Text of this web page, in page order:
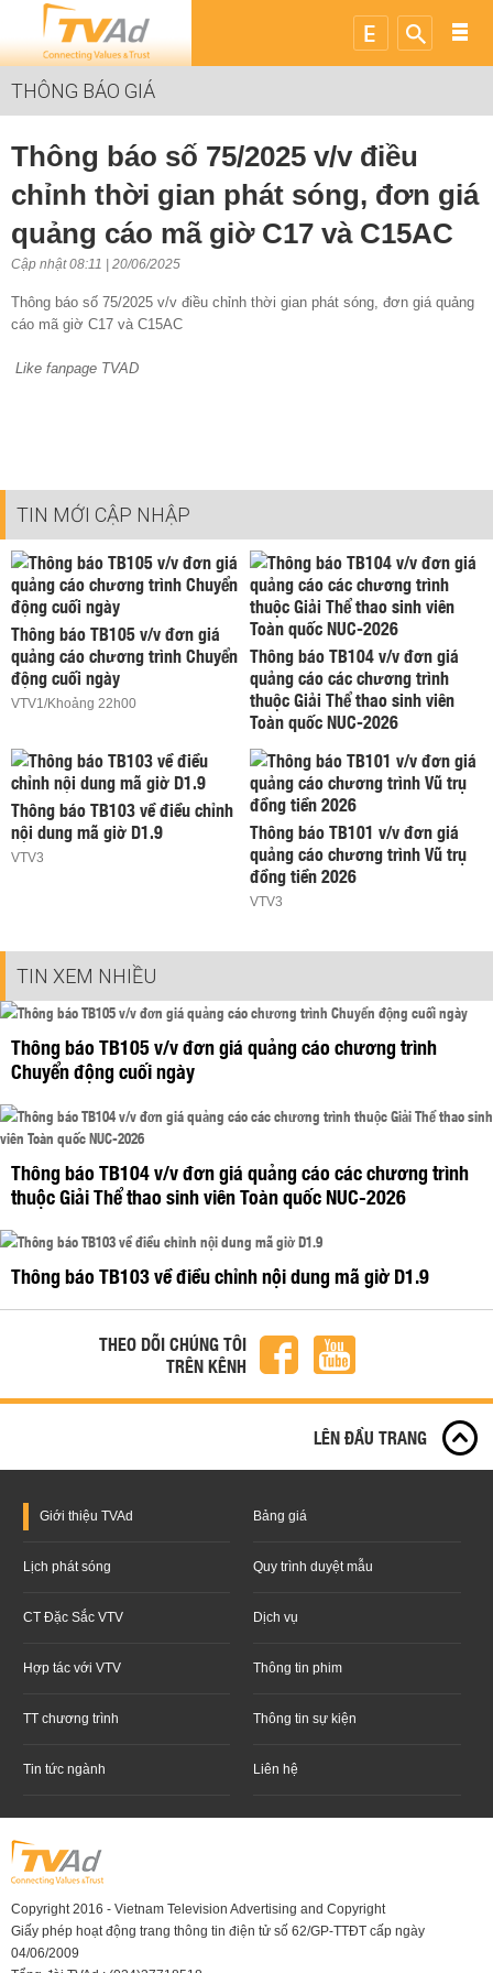
THÔNG BÁO GIÁ
Thông báo số 75/2025 v/v điều
chỉnh thời gian phát sóng, đơn giá
quảng cáo mã giờ C17 và C15AC
Cập nhật 08:11 | 20/06/2025
Thông báo số 75/2025 v/v điều chỉnh thời gian phát sóng, đơn giá quảng
cáo mã giờ C17 và C15AC
Like fanpage TVAD
TIN MỚI CẬP NHẬP
Thông báo TB105 v/v đơn giá
quảng cáo chương trình Chuyển
động cuối ngày
VTV1/Khoảng 22h00
Thông báo TB104 v/v đơn giá
quảng cáo các chương trình
thuộc Giải Thể thao sinh viên
Toàn quốc NUC-2026
Thông báo TB103 về điều chỉnh
nội dung mã giờ D1.9
VTV3
Thông báo TB101 v/v đơn giá
quảng cáo chương trình Vũ trụ
đồng tiền 2026
VTV3
TIN XEM NHIỀU
Thông báo TB105 v/v đơn giá quảng cáo chương trình
Chuyển động cuối ngày
Thông báo TB104 v/v đơn giá quảng cáo các chương trình
thuộc Giải Thể thao sinh viên Toàn quốc NUC-2026
Thông báo TB103 về điều chỉnh nội dung mã giờ D1.9
THEO DÕI CHÚNG TÔI
TRÊN KÊNH
LÊN ĐẦU TRANG
Giới thiệu TVAd Bảng giá
Lịch phát sóng Quy trình duyệt mẫu
CT Đặc Sắc VTV Dịch vụ
Hợp tác với VTV Thông tin phim
TT chương trình Thông tin sự kiện
Tin tức ngành Liên hệ
Copyright 2016 - Vietnam Television Advertising and Copyright
Giấy phép hoạt động trang thông tin điện tử số 62/GP-TTĐT cấp ngày
04/06/2009